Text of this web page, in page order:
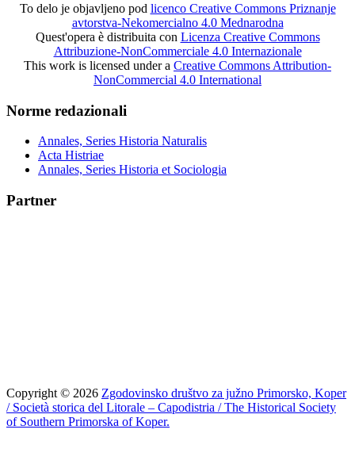
To delo je objavljeno pod licenco Creative Commons Priznanje
avtorstva-Nekomercialno 4.0 Mednarodna
Quest'opera è distribuita con Licenza Creative Commons
Attribuzione-NonCommerciale 4.0 Internazionale
This work is licensed under a Creative Commons Attribution-
NonCommercial 4.0 International
Norme redazionali
Annales, Series Historia Naturalis
Acta Histriae
Annales, Series Historia et Sociologia
Partner
Copyright © 2026 Zgodovinsko društvo za južno Primorsko, Koper
/ Società storica del Litorale – Capodistria / The Historical Society
of Southern Primorska of Koper.